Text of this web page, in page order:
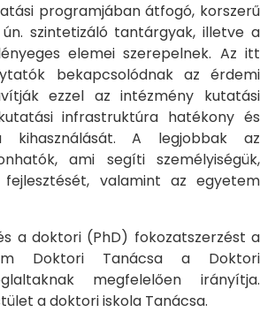
programjában átfogó, korszerű
szintetizáló tantárgyak, illetve a
elemei szerepelnek. Az itt
bekapcsolódnak az érdemi
ezzel az intézmény kutatási
infrastruktúra hatékony és
kihasználását. A legjobbak az
ami segíti személyiségük,
valamint az egyetem
a doktori (PhD) fokozatszerzést a
Doktori Tanácsa a Doktori
megfelelően irányítja.
a doktori iskola Tanácsa.